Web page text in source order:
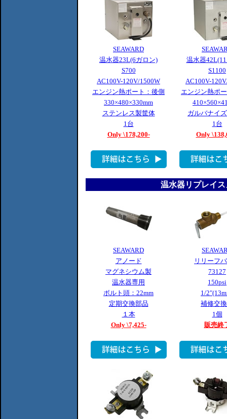
SEAWARD
温水器23L(6ガロン)
S700
AC100V-120V/1500W
エンジン熱ポート：後側
330×480×330mm
ステンレス製筐体
1台
Only \178,200-
温水器
S1100
AC100V-
エンジン熱ポ
ガルバナイ
1台
Only
温水器リプレイ
SEAWARD
アノード
マグネシウム製
温水器専用
ボルト頭：22mm
定期交換部品
１本
Only \7,425-
リリーフ
73127
150psi
1/
補修交
1個
販売終